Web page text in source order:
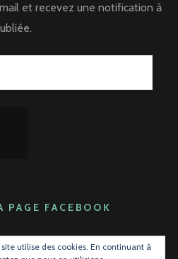
et recevez une notification à
FACEBOOK
utilise des cookies. En continuant à